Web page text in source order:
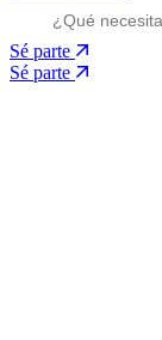
Sé parte
Sé parte